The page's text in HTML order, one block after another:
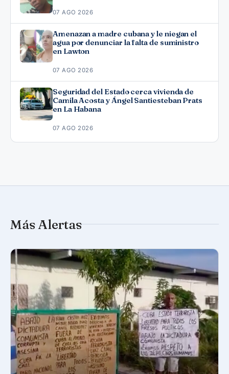
07 AGO 2026
Amenazan a madre cubana y le niegan el
agua por denunciar la falta de suministro
en Lawton
07 AGO 2026
Seguridad del Estado cerca vivienda de
Camila Acosta y Ángel Santiesteban Prats
en La Habana
07 AGO 2026
Más Alertas